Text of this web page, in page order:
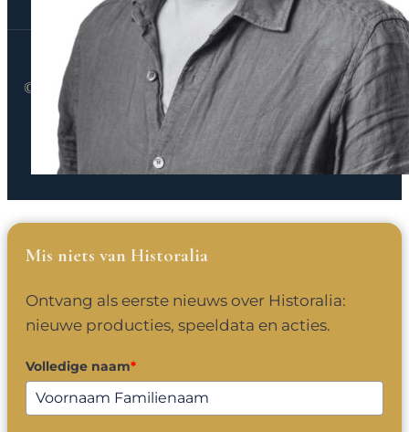
General manager
Schrijf je in voor onze nieuwsbrief
© 2026 Historalia vzw. Alle rechten voorbehouden.
Privacybeleid
Algemene voorwaarden
Mis niets van Historalia
Ontvang als eerste nieuws over Historalia:
nieuwe producties, speeldata en acties.
Volledige naam*